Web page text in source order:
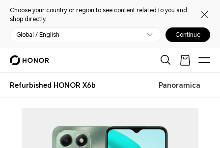
Choose your country or region to see content related to you and
shop directly.
Global / English Continue
Refurbished HONOR X6b Panoramica